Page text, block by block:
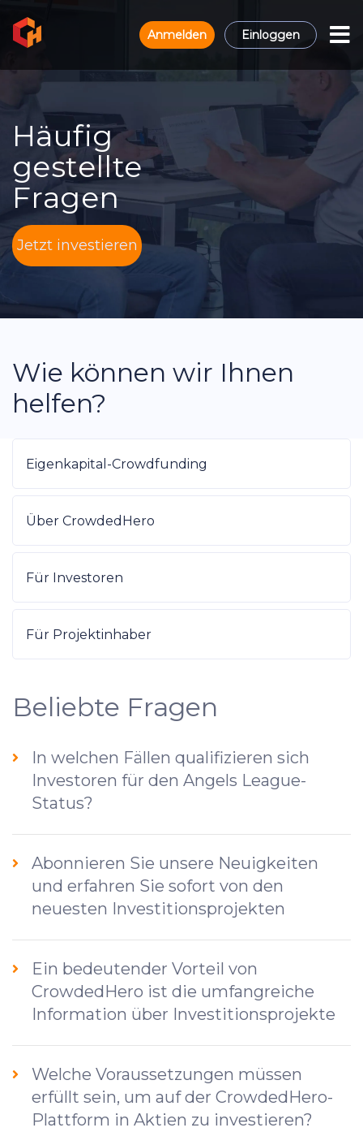
Anmelden Einloggen
Häufig
gestellte
Fragen
Jetzt investieren
Wie können wir Ihnen
helfen?
Eigenkapital-Crowdfunding
Über CrowdedHero
Für Investoren
Für Projektinhaber
Beliebte Fragen
In welchen Fällen qualifizieren sich
Investoren für den Angels League-
Status?
Abonnieren Sie unsere Neuigkeiten
und erfahren Sie sofort von den
neuesten Investitionsprojekten
Ein bedeutender Vorteil von
CrowdedHero ist die umfangreiche
Information über Investitionsprojekte
Welche Voraussetzungen müssen
erfüllt sein, um auf der CrowdedHero-
Plattform in Aktien zu investieren?